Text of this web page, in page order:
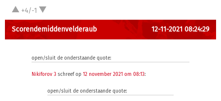
+4/-1
Scorendemiddenvelderaub 12-11-2021 08:24:29
open/sluit de onderstaande quote:
Nikiforov 3 schreef op 12 november 2021 om 08:13:
open/sluit de onderstaande quote: